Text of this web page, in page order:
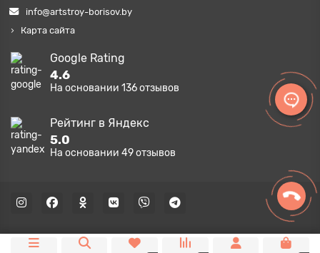
info@artstroy-borisov.by
Карта сайта
Google Rating
4.6
На основании 136отзывов
Рейтинг в Яндекс
5.0
На основании 49отзывов